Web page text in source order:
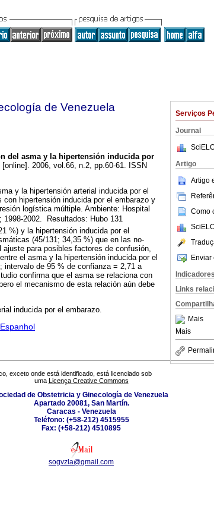
Serviços
Journal
Artigo
Artigo
Como
Enviar
Indicadores
Links
Mais
Mais
de Venezuela
del asma y la hipertensión inducida por
[online]. 2006, vol.66, n.2, pp.60-61. ISSN
y la hipertensión arterial inducida por el
hipertensión inducida por el embarazo y
logística múltiple. Ambiente: Hospital
1998-2002. Resultados: Hubo 131
%) y la hipertensión inducida por el
(45/131; 34,35 %) que en las no-
para posibles factores de confusión,
el asma y la hipertensión inducida por el
intervalo de 95 % de confianza = 2,71 a
confirma que el asma se relaciona con
el mecanismo de esta relación aún debe
inducida por el embarazo.
exceto onde está identificado, está licenciado sob
uma Licença Creative Commons
de Obstetricia y Ginecología de Venezuela
Apartado 20081, San Martín.
Caracas - Venezuela
Teléfono: (+58-212) 4515955
Fax: (+58-212) 4510895
sogvzla@gmail.com